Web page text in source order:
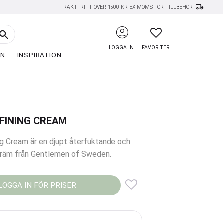
FRAKTFRITT ÖVER 1500 KR EX MOMS FÖR TILLBEHÖR local_shipping
account_circle
LOGGA IN
FAVORITER
FAVORITER
INSPIRATION
CREAM
Cream är en djupt återfuktande och
från Gentlemen of Sweden.
IN FÖR PRISER